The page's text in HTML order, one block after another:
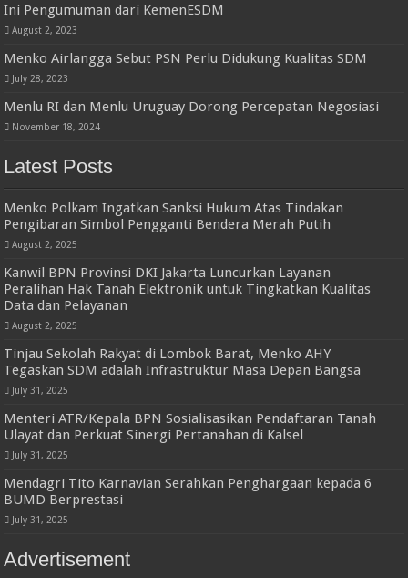
Ini Pengumuman dari KemenESDM
August 2, 2023
Menko Airlangga Sebut PSN Perlu Didukung Kualitas SDM
July 28, 2023
Menlu RI dan Menlu Uruguay Dorong Percepatan Negosiasi
November 18, 2024
Latest Posts
Menko Polkam Ingatkan Sanksi Hukum Atas Tindakan
Pengibaran Simbol Pengganti Bendera Merah Putih
August 2, 2025
Kanwil BPN Provinsi DKI Jakarta Luncurkan Layanan
Peralihan Hak Tanah Elektronik untuk Tingkatkan Kualitas
Data dan Pelayanan
August 2, 2025
Tinjau Sekolah Rakyat di Lombok Barat, Menko AHY
Tegaskan SDM adalah Infrastruktur Masa Depan Bangsa
July 31, 2025
Menteri ATR/Kepala BPN Sosialisasikan Pendaftaran Tanah
Ulayat dan Perkuat Sinergi Pertanahan di Kalsel
July 31, 2025
Mendagri Tito Karnavian Serahkan Penghargaan kepada 6
BUMD Berprestasi
July 31, 2025
Advertisement